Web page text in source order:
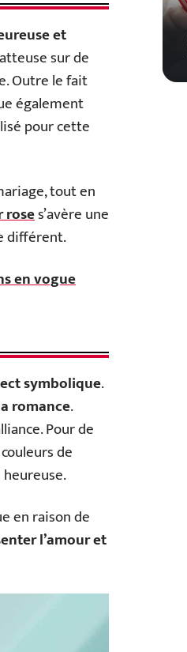
et
sur de
Outre le fait
également
pour cette
tout en
roses’avère une
différent.
en vogue
symbolique.
romance.
Pour de
de
en raison de
l’amour et